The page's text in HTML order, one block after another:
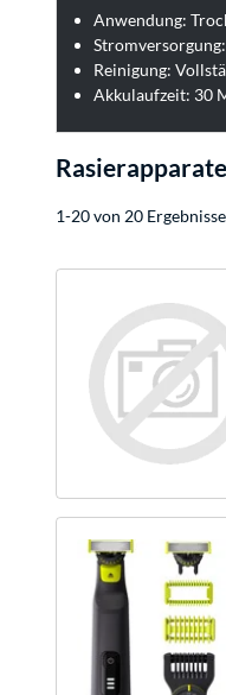
Anwendung:
Reinigung:
Akkulaufzeit: 30
Rasierapparate
1-20 von 20 Ergebnisse